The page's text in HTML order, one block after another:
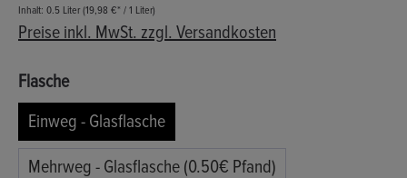
Inhalt: 0.5 Liter(19,98 €* / 1 Liter)
Preise inkl. MwSt. zzgl. Versandkosten
Flascheauswählen
Einweg - Glasflasche
Mehrweg - Glasflasche (0.50€ Pfand)